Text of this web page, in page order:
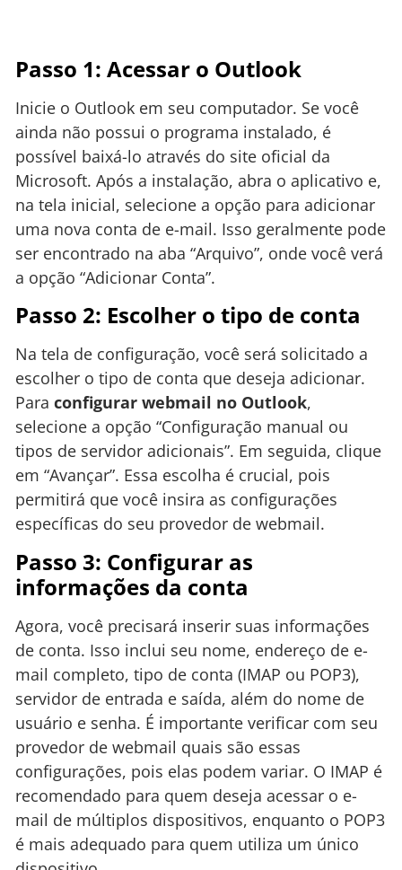
Passo 1: Acessar o Outlook
Inicie o Outlook em seu computador. Se você
ainda não possui o programa instalado, é
possível baixá-lo através do site oficial da
Microsoft. Após a instalação, abra o aplicativo e,
na tela inicial, selecione a opção para adicionar
uma nova conta de e-mail. Isso geralmente pode
ser encontrado na aba “Arquivo”, onde você verá
a opção “Adicionar Conta”.
Passo 2: Escolher o tipo de conta
Na tela de configuração, você será solicitado a
escolher o tipo de conta que deseja adicionar.
Para configurar webmail no Outlook,
selecione a opção “Configuração manual ou
tipos de servidor adicionais”. Em seguida, clique
em “Avançar”. Essa escolha é crucial, pois
permitirá que você insira as configurações
específicas do seu provedor de webmail.
Passo 3: Configurar as
informações da conta
Agora, você precisará inserir suas informações
de conta. Isso inclui seu nome, endereço de e-
mail completo, tipo de conta (IMAP ou POP3),
servidor de entrada e saída, além do nome de
usuário e senha. É importante verificar com seu
provedor de webmail quais são essas
configurações, pois elas podem variar. O IMAP é
recomendado para quem deseja acessar o e-
mail de múltiplos dispositivos, enquanto o POP3
é mais adequado para quem utiliza um único